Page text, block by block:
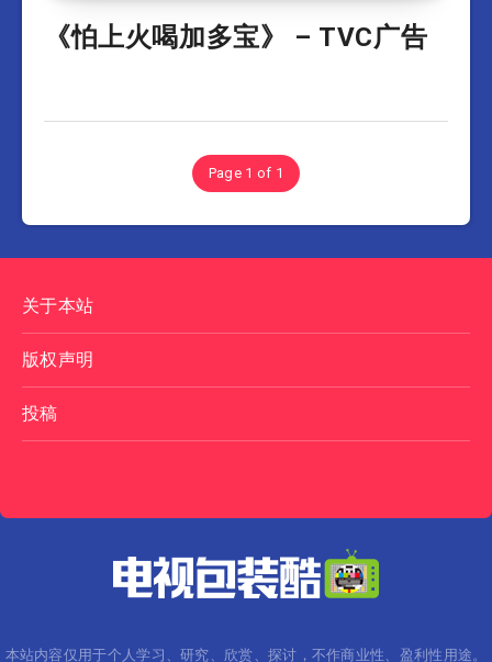
《怕上火喝加多宝》 – TVC广告
Page 1 of 1
关于本站
版权声明
投稿
本站内容仅用于个人学习、研究、欣赏、探讨，不作商业性、盈利性用途。